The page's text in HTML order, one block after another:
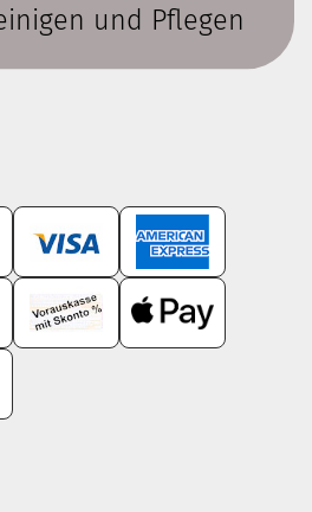
und Pflegen